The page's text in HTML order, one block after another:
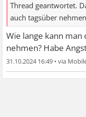
Thread geantwortet.
auch tagsüber
Wie lange kann
nehmen? Habe
31.10.2024 16:49 •